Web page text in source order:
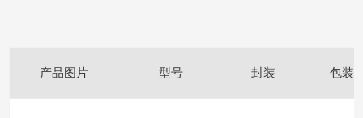
产品图片 型号 封装 包装